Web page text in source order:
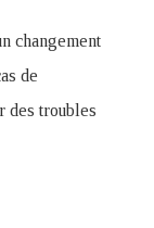
changement
de
des troubles